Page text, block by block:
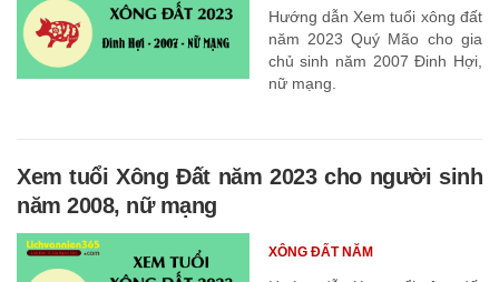
Hướng dẫn Xem tuổi xông đất
năm 2023 Quý Mão cho gia
chủ sinh năm 2007 Đinh Hợi,
nữ mạng.
Xem tuổi Xông Đất năm 2023 cho người sinh
năm 2008, nữ mạng
XÔNG ĐẤT NĂM